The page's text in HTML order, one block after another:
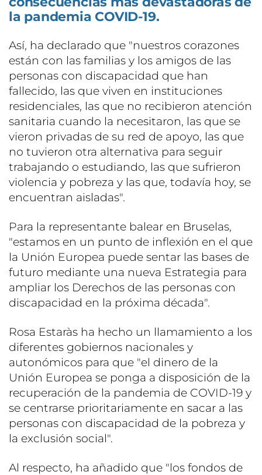
la pandemia COVID-19.
Así, ha declarado que "nuestros corazones
están con las familias y los amigos de las
personas con discapacidad que han
fallecido, las que viven en instituciones
residenciales, las que no recibieron atención
sanitaria cuando la necesitaron, las que se
vieron privadas de su red de apoyo, las que
no tuvieron otra alternativa para seguir
trabajando o estudiando, las que sufrieron
violencia y pobreza y las que, todavía hoy, se
encuentran aisladas".
Para la representante balear en Bruselas,
"estamos en un punto de inflexión en el que
la Unión Europea puede sentar las bases de
futuro mediante una nueva Estrategia para
ampliar los Derechos de las personas con
discapacidad en la próxima década".
Rosa Estaràs ha hecho un llamamiento a los
diferentes gobiernos nacionales y
autonómicos para que "el dinero de la
Unión Europea se ponga a disposición de la
recuperación de la pandemia de COVID-19 y
se centrarse prioritariamente en sacar a las
personas con discapacidad de la pobreza y
la exclusión social".
Al respecto, ha añadido que "los fondos de